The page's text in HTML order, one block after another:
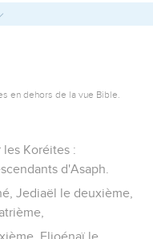
en dehors de la vue Bible.
les Koréites :
d'Asaph.
Jediaël le deuxième,
Eljoénaï le